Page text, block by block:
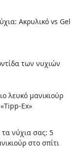
Ακρυλικό vs Gel
των νυχιών
λευκό μανικιούρ
Ex»
τα νύχια σας: 5
στο σπίτι